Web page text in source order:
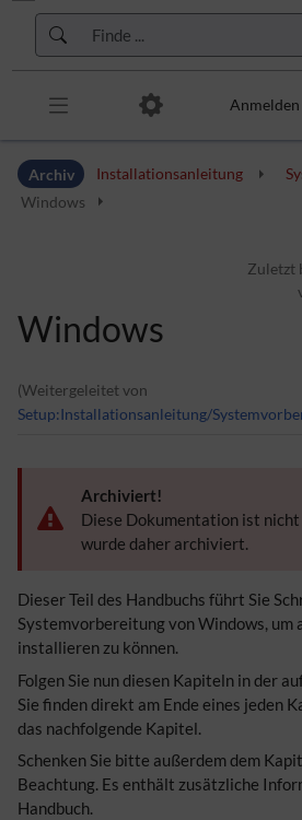
Zur Kopfleiste
Zur Hauptnavigation
Zu den Seitenwerkzeugen
Anmelden
Archiv Installationsanleitung
Windows
Zuletzt
Windows
(Weitergeleitet von
Setup:Installationsanleitung/
Archiviert!
Diese Dokumentation ist
wurde daher archiviert.
Dieser Teil des Handbuchs führt Sie
Systemvorbereitung von Windows, um
installieren zu können.
Folgen Sie nun diesen Kapiteln in der
Sie finden direkt am Ende eines jeden
das nachfolgende Kapitel.
Schenken Sie bitte außerdem dem
Beachtung. Es enthält zusätzliche
Handbuch.